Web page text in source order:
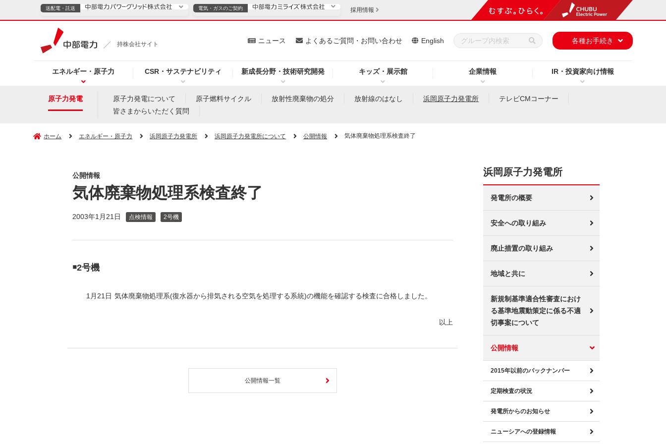
持株会社サイト
エネルギー・原子力 CSR・サステナビリティ 新成長分野・技術研究開発 キッズ・展示館 企業情報 IR・投資家向け情報
ニュース よくあるご質問・お問い合わせ English 各種お手続き
送配電・託送 電気・ガスのご契約
電気・ガスのご契約
プレスリリース（新しいウィンドウを開きます）
採用情報
原子力発電 原子力発電について 原子燃料サイクル 放射性廃棄物の処分 放射線のはなし 浜岡原子力発電所
テレビCMコーナー
皆さまからいただく質問
ホーム エネルギー・原子力 浜岡原子力発電所 浜岡原子力発電所について 公開情報 気体廃棄物処理系検査終了
公開情報
気体廃棄物処理系検査終了
2003年1月21日 点検情報 2号機
￭2号機
1月21日 気体廃棄物処理系(復水器から排気される空気を処理する系統)の機能を確認する検査に合格しました。
以上
公開情報一覧
浜岡原子力発電所
発電所の概要
安全への取り組み
廃止措置の取り組み
地域と共に
新規制基準適合性審査におけ
る基準地震動策定に係る不適
切事案について
公開情報
2015年以前のバックナンバー
定期検査の状況
発電所からのお知らせ
ニューシアへの登録情報